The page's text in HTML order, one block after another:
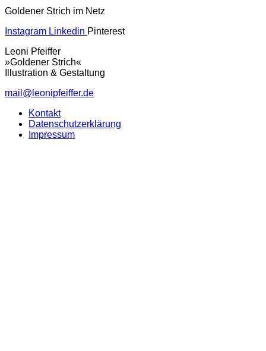
Goldener Strich im Netz
Instagram Linkedin Pinterest
Leoni Pfeiffer
»Goldener Strich«
Illustration & Gestaltung
mail@leonipfeiffer.de
Kontakt
Datenschutzerklärung
Impressum